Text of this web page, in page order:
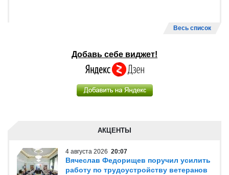
Весь список
Добавь себе виджет!
АКЦЕНТЫ
4 августа 2026 20:07
Вячеслав Федорищев поручил усилить
работу по трудоустройству ветеранов